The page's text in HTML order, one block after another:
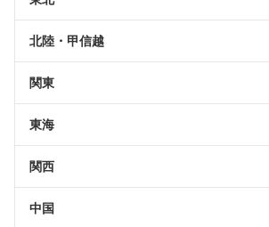
北陸・甲信越
関東
東海
関西
中国